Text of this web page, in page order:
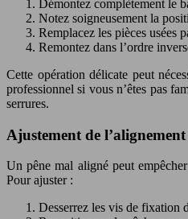
Démontez complètement le
Notez soigneusement la
Remplacez les pièces usées
Remontez dans l’ordre
Cette opération délicate peut
professionnel si vous n’êtes pas
serrures.
Ajustement de
Un pêne mal aligné peut
Pour ajuster :
Desserrez les vis de fixation